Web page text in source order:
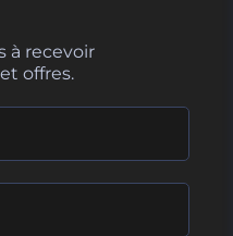
à recevoir
offres.